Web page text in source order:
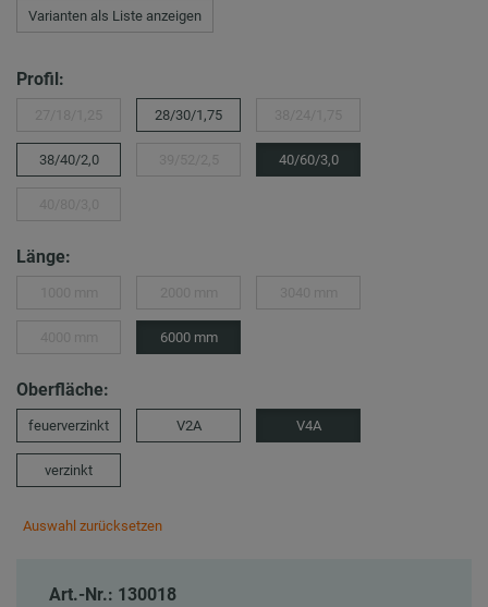
Varianten als Liste anzeigen
Profil:
28/30/1,75
38/40/2,0 40/60/3,0
Länge:
6000 mm
Oberfläche:
feuerverzinkt V2A V4A
verzinkt
Auswahl zurücksetzen
Art.-Nr.: 130018